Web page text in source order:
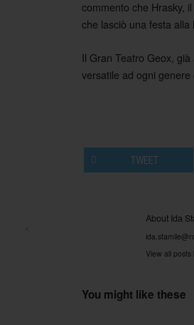
Post
commento che Hrasky,
che lasciò una festa alla
Il Gran Teatro Geox,
versatile ad ogni genere
TWEET
About Ida
View all posts
You might like these